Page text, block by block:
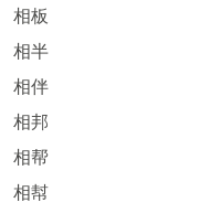
相板
相半
相伴
相邦
相帮
相幇